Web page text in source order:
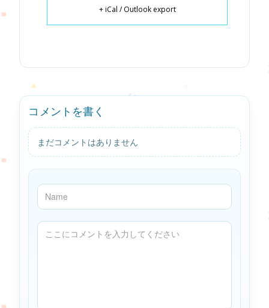
+ iCal / Outlook export
コメントを書く
まだコメントはありません